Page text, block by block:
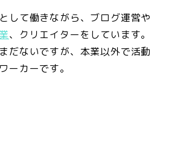
して働きながら、ブログ運営や
、クリエイターをしています。
だないですが、本業以外で活動
ーカーです。